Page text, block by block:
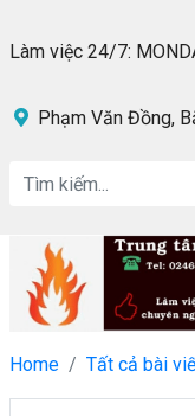
Làm việc 24/7:
Phạm Văn Đồng,
Home Tất cả bài